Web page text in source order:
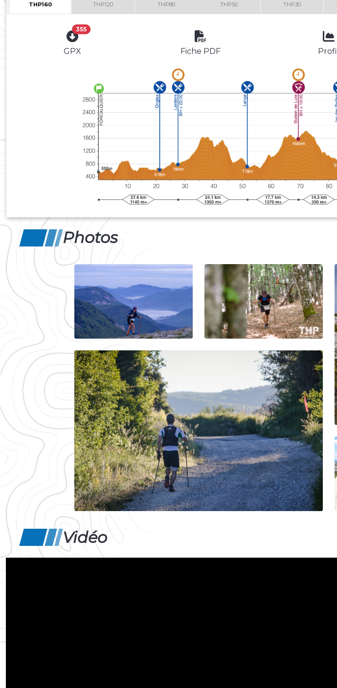
THP160 THP120 THP80 THP50 THP30
355
GPX Fiche PDF Profil
Photos
Vidéo